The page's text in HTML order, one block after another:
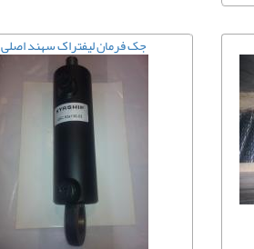
جک فرمان لیفتراک سهند اصلی